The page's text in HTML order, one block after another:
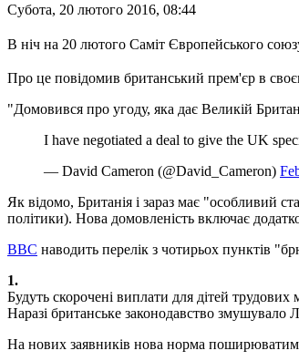
Субота, 20 лютого 2016, 08:44
В ніч на 20 лютого Саміт Європейського
Про це повідомив британський прем'єр в
"Домовився про угоду, яка дає Великій
I have negotiated a deal to give the UK
— David Cameron (@David_Cameron)
Як відомо, Британія і зараз має "особливий
політики). Нова домовленість включає
BBC наводить перелік з чотирьох пунктів
1.
Будуть скорочені виплати для дітей
Наразі британське законодавство змушувало
На нових заявників нова норма